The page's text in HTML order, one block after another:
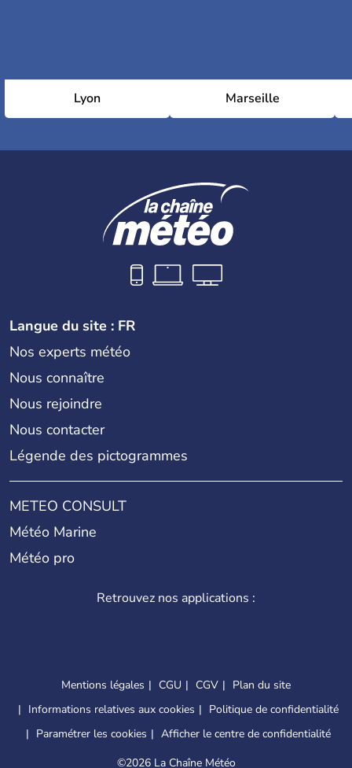
Lyon Marseille
Langue du site : FR
Nos experts météo
Nous connaître
Nous rejoindre
Nous contacter
Légende des pictogrammes
METEO CONSULT
Météo Marine
Météo pro
Retrouvez nos applications :
Mentions légales CGU CGV
Plan du site
Informations relatives aux cookies
Politique de confidentialité
Paramétrer les cookies
Afficher le centre de confidentialité
©2026 La Chaîne Météo